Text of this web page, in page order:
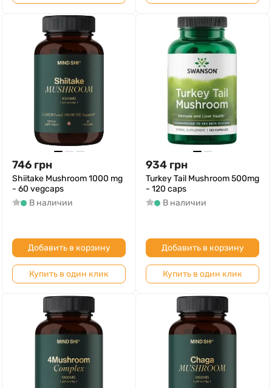
746 грн
Shiitake Mushroom 1000 mg
- 60 vegcaps
В наличии
Добавить в корзину
Купить в один клик
934 грн
Turkey Tail Mushroom 500mg
- 120 caps
В наличии
Добавить в корзину
Купить в один клик